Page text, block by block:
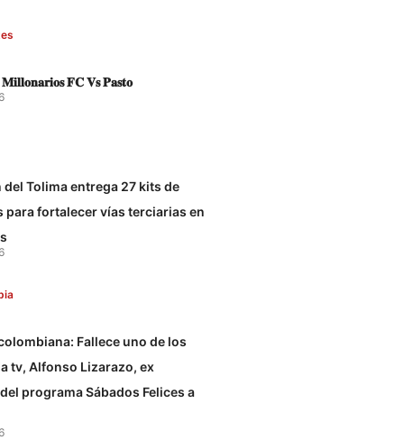
𝐅𝐂 𝐕𝐬 𝐏𝐚𝐬𝐭𝐨
Tolima entrega 27 kits de
para fortalecer vías terciarias en
Fallece uno de los
tv, Alfonso Lizarazo, ex
programa Sábados Felices a